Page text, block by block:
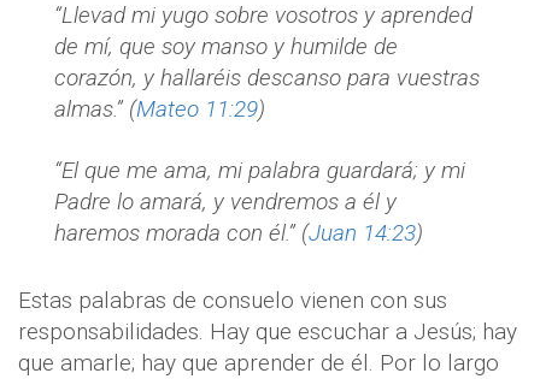
“Llevad mi yugo sobre vosotros y aprended
de mí, que soy manso y humilde de
corazón, y hallaréis descanso para vuestras
almas.” (Mateo 11:29)
“El que me ama, mi palabra guardará; y mi
Padre lo amará, y vendremos a él y
haremos morada con él.” (Juan 14:23)
Estas palabras de consuelo vienen con sus
responsabilidades. Hay que escuchar a Jesús; hay
que amarle; hay que aprender de él. Por lo largo